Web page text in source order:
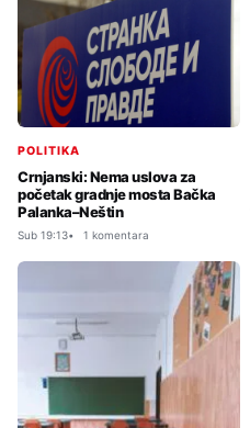
POLITIKA
Crnjanski: Nema uslova za
početak gradnje mosta Bačka
Palanka–Neštin
Sub 19:13 1 komentara